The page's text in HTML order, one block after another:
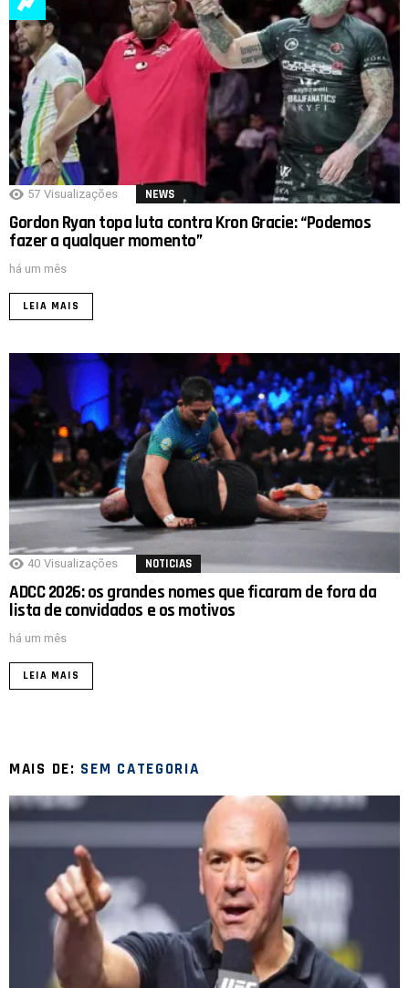
57 Visualizações NEWS
Gordon Ryan topa luta contra Kron Gracie: “Podemos
fazer a qualquer momento”
há um mês
LEIA MAIS
40 Visualizações NOTICIAS
ADCC 2026: os grandes nomes que ficaram de fora da
lista de convidados e os motivos
há um mês
LEIA MAIS
MAIS DE: SEM CATEGORIA